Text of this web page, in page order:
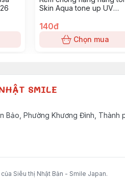
Skin Aqua tone up UV
80g - Xanh Dương
140đ
Chọn mua
SMILE
Bảo, Phường Khương Đình, Thành
Siêu thị Nhật Bản - Smile Japan.